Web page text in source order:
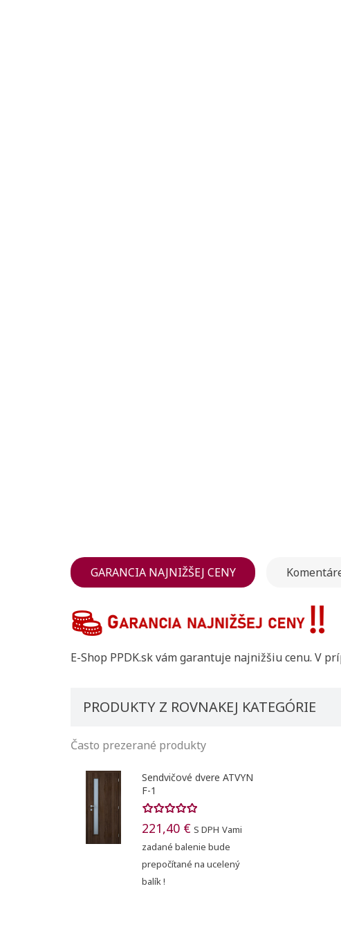
GARANCIA NAJNIŽŠEJ CENY
E-Shop PPDK.sk vám garantuje najnižšiu cenu. V
PRODUKTY Z ROVNAKEJ KATEGÓRIE
Často prezerané produkty
Sendvičové dvere ATVYN
F-1
221,40 € S DPH Vami
zadané balenie bude
prepočítané na ucelený
balík !